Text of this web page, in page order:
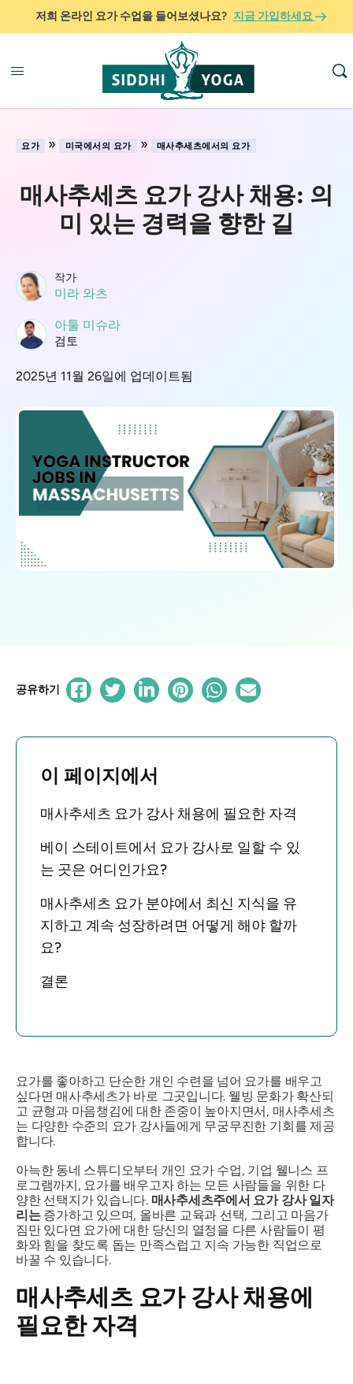
저희 온라인 요가 수업을 들어보셨나요? 지금 가입하세요
요가 » 미국에서의 요가 » 매사추세츠에서의 요가
매사추세츠 요가 강사 채용: 의
미 있는 경력을 향한 길
작가
미라 와츠
아툴 미슈라
검토
2025년 11월 26일에 업데이트됨
공유하기
이 페이지에서
매사추세츠 요가 강사 채용에 필요한 자격
베이 스테이트에서 요가 강사로 일할 수 있
는 곳은 어디인가요?
매사추세츠 요가 분야에서 최신 지식을 유
지하고 계속 성장하려면 어떻게 해야 할까
요?
결론
요가를 좋아하고 단순한 개인 수련을 넘어 요가를 배우고
싶다면 매사추세츠가 바로 그곳입니다. 웰빙 문화가 확산되
고 균형과 마음챙김에 대한 존중이 높아지면서, 매사추세츠
는 다양한 수준의 요가 강사들에게 무궁무진한 기회를 제공
합니다.
아늑한 동네 스튜디오부터 개인 요가 수업, 기업 웰니스 프
로그램까지, 요가를 배우고자 하는 모든 사람들을 위한 다
양한 선택지가 있습니다. 매사추세츠주에서 요가 강사 일자
리는증가하고 있으며, 올바른 교육과 선택, 그리고 마음가
짐만 있다면 요가에 대한 당신의 열정을 다른 사람들이 평
화와 힘을 찾도록 돕는 만족스럽고 지속 가능한 직업으로
바꿀 수 있습니다.
매사추세츠 요가 강사 채용에
필요한 자격